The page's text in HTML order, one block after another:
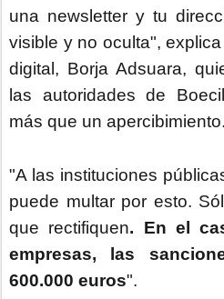
una newsletter y tu
visible y no oculta",
digital, Borja Adsuara,
las autoridades de
más que un apercibimiento.
"A las instituciones
puede multar por esto.
que rectifiquen. En el
empresas, las
600.000 euros".